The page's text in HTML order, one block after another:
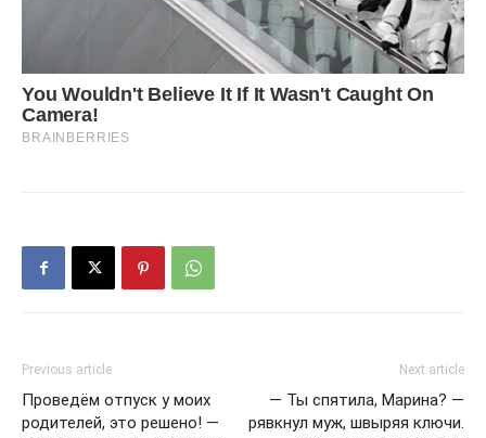
Previous article
Проведём отпуск у моих
родителей, это решено! —
Next article
— Ты спятила, Марина? —
рявкнул муж, швыряя ключи.